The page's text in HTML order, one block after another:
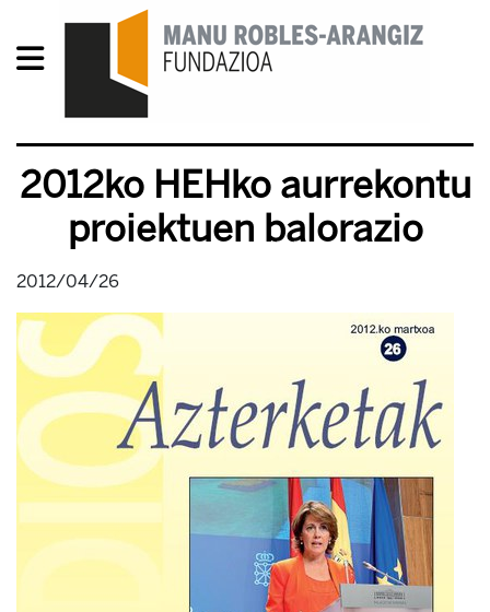
2012ko HEHko aurrekontu
proiektuen balorazio
2012/04/26